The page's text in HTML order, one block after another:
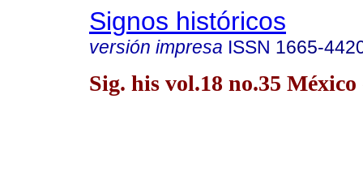
Signos históricos
versión impresa ISSN 1665-
Sig. his vol.18 no.35